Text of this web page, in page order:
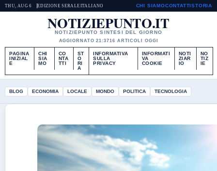
THU, AUG 6 EDIZIONE SERALE ITALIANO CHI SIAMOCONTATTISTORIA
NOTIZIEPUNTO.IT
NOTIZIEPUNTO SINTESI DEL GIORNO
AGGIORNATO 21:3716 ARTICOLI OGGI
PAGINA
INIZIAL
E
CHI
SIA
MO
CO
NTA
TTI
ST
O
RI
A
INFORMATIVA
SULLA
PRIVACY
INFORMATI
VA
COOKIE
NOTI
ZIAR
IO
NO
TIZ
IE
BLOG ECONOMIA LOCALE MONDO POLITICA TECNOLOGIA